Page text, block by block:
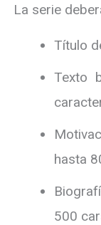
La serie
Título
Texto
hasta
500